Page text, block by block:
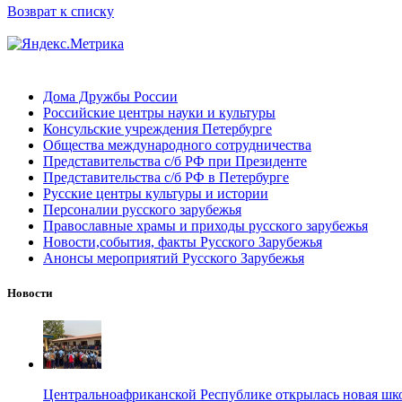
Возврат к списку
Дома Дружбы России
Российские центры науки и культуры
Консульские учреждения Петербурге
Общества международного сотрудничества
Представительства с/б РФ при Президенте
Представительства с/б РФ в Петербурге
Русские центры культуры и истории
Персоналии русского зарубежья
Православные храмы и приходы русского зарубежья
Новости,события, факты Русского Зарубежья
Анонсы мероприятий Русского Зарубежья
Новости
Центральноафриканской Республике открылась новая